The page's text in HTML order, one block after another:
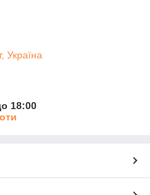
Україна
18:00